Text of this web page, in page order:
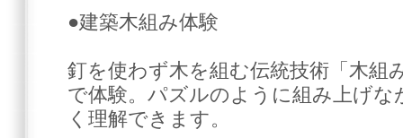
●建築木組み体験
釘を使わず木を組む伝統技術「木組
で体験。パズルのように組み上げな
く理解できます。